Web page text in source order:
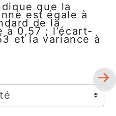
que la
est égale à
de la
à 0,57 ; l’écart-
et la variance à